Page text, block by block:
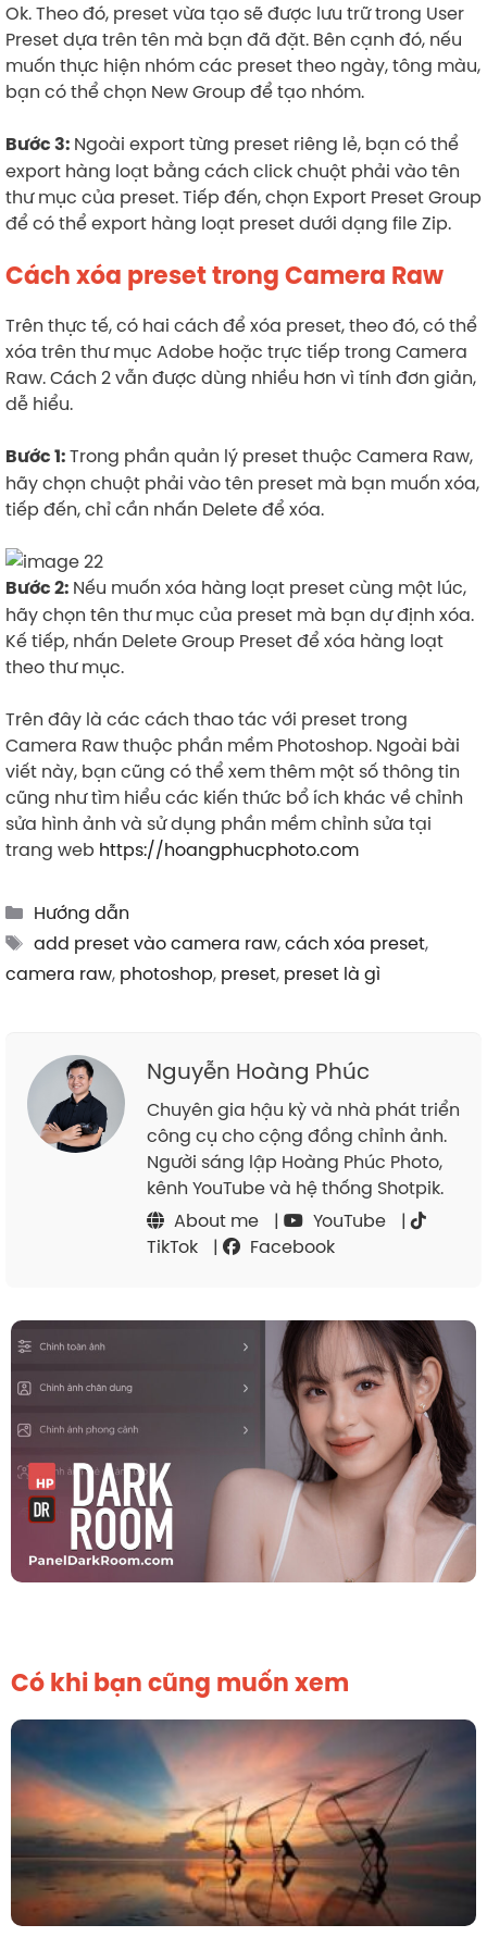
Ok. Theo đó, preset vừa tạo sẽ được lưu trữ trong User
Preset dựa trên tên mà bạn đã đặt. Bên cạnh đó, nếu
muốn thực hiện nhóm các preset theo ngày, tông màu,
bạn có thể chọn New Group để tạo nhóm.
Bước 3: Ngoài export từng preset riêng lẻ, bạn có thể
export hàng loạt bằng cách click chuột phải vào tên
thư mục của preset. Tiếp đến, chọn Export Preset Group
để có thể export hàng loạt preset dưới dạng file Zip.
Cách xóa preset trong Camera Raw
Trên thực tế, có hai cách để xóa preset, theo đó, có thể
xóa trên thư mục Adobe hoặc trực tiếp trong Camera
Raw. Cách 2 vẫn được dùng nhiều hơn vì tính đơn giản,
dễ hiểu.
Bước 1:Trong phần quản lý preset thuộc Camera Raw,
hãy chọn chuột phải vào tên preset mà bạn muốn xóa,
tiếp đến, chỉ cần nhấn Delete để xóa.
Bước 2: Nếu muốn xóa hàng loạt preset cùng một lúc,
hãy chọn tên thư mục của preset mà bạn dự định xóa.
Kế tiếp, nhấn Delete Group Preset để xóa hàng loạt
theo thư mục.
Trên đây là các cách thao tác với preset trong
Camera Raw thuộc phần mềm Photoshop. Ngoài bài
viết này, bạn cũng có thể xem thêm một số thông tin
cũng như tìm hiểu các kiến thức bổ ích khác về chỉnh
sửa hình ảnh và sử dụng phần mềm chỉnh sửa tại
trang web https://hoangphucphoto.com
Categories
Hướng dẫn
Tags
add preset vào camera raw,cách xóa preset,
camera raw, photoshop, preset, preset là gì
Nguyễn Hoàng Phúc
Chuyên gia hậu kỳ và nhà phát triển
công cụ cho cộng đồng chỉnh ảnh.
Người sáng lập Hoàng Phúc Photo,
kênh YouTube và hệ thống Shotpik.
About me
| YouTube
|
TikTok
| Facebook
Có khi bạn cũng muốn xem